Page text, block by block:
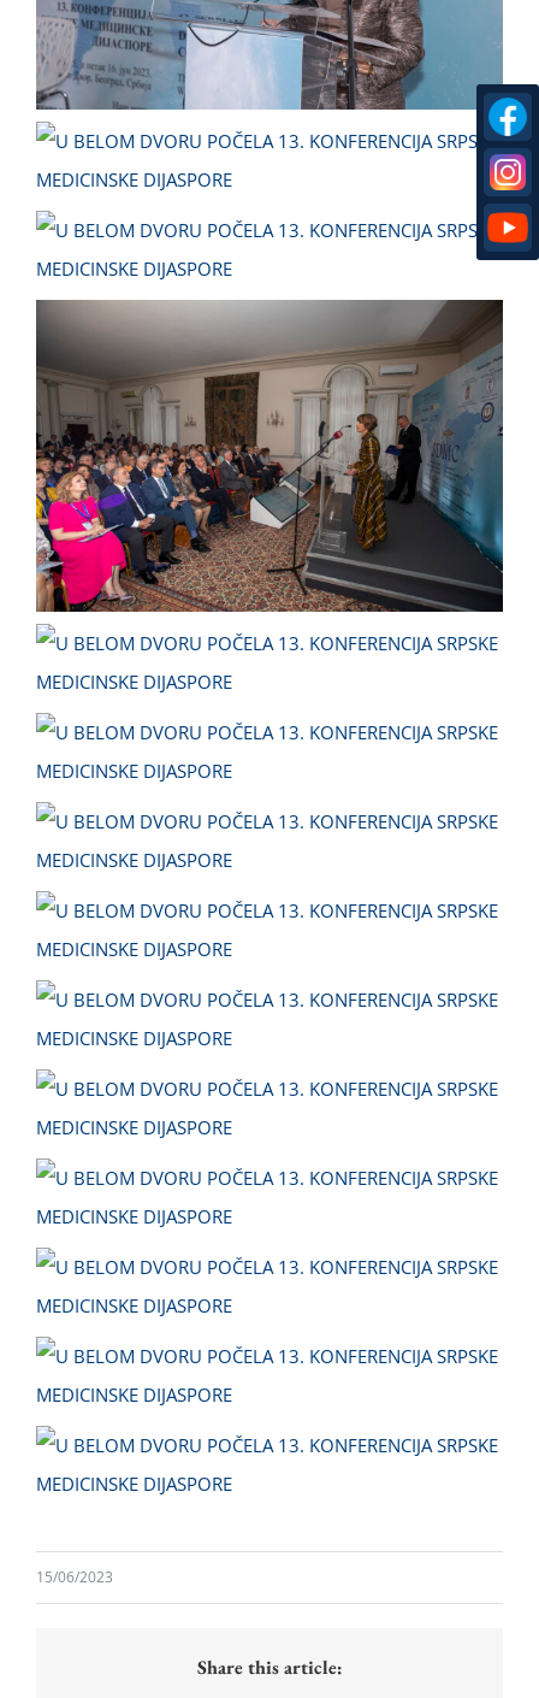
15/06/2023
Share this article: